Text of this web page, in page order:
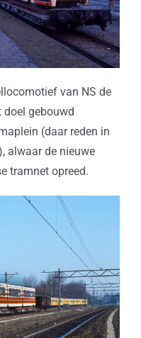
van NS de
doel gebouwd
(daar reden in
alwaar de nieuwe
tramnet opreed.